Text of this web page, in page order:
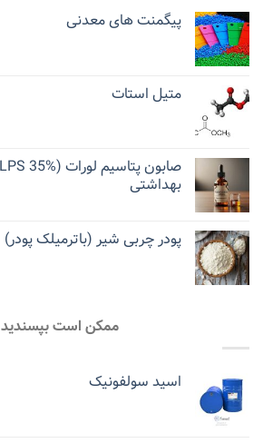
پیگمنت های معدنی
متیل استات
بهداشتی
پودر چربی شیر (باترمیلک پودر)
ممکن است بپسندید
اسید سولفونیک